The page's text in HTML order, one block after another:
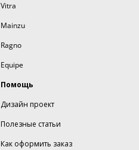
Vitra
Mainzu
Ragno
Equipe
Помощь
Дизайн проект
Полезные статьи
Как оформить заказ